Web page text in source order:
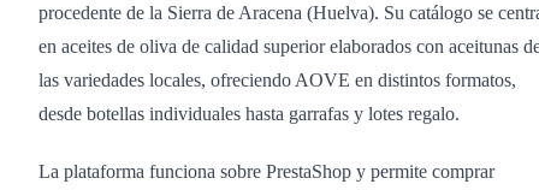
procedente de la Sierra de Aracena (Huelva). Su catálogo se
en aceites de oliva de calidad superior elaborados con aceitunas
las variedades locales, ofreciendo AOVE en distintos formatos,
desde botellas individuales hasta garrafas y lotes regalo.
La plataforma funciona sobre PrestaShop y permite comprar